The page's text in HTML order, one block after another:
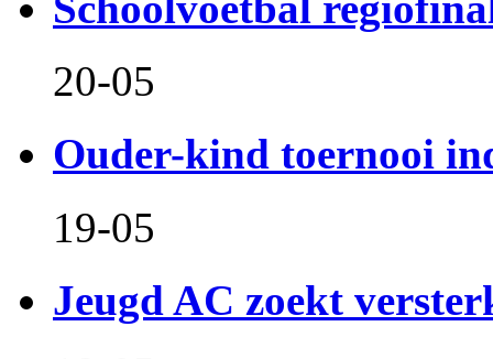
20-05
Ouder-kind toernooi
19-05
Jeugd AC zoekt